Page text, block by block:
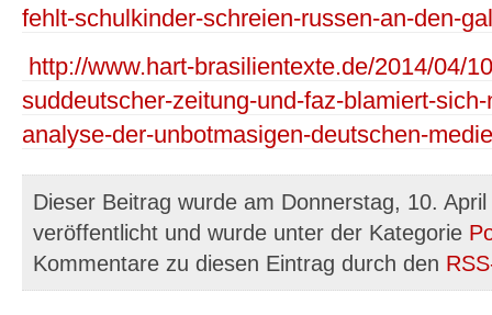
fehlt-schulkinder-schreien-russen-an-den-
http://www.hart-brasilientexte.de/2014/04/
suddeutscher-zeitung-und-faz-blamiert-
analyse-der-unbotmasigen-deutschen-
Dieser Beitrag wurde am Donnerstag, 10.
veröffentlicht und wurde unter der Kategorie
Kommentare zu diesen Eintrag durch den